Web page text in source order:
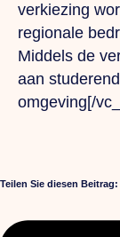
verkiezing
regionale
Middels de
aan
omgeving[/
Teilen Sie diesen Beitrag: